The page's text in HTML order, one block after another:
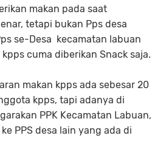
makan pada saat
tetapi bukan Pps desa
se-Desa kecamatan labuan
cuma diberikan Snack saja.
makan kpps ada sebesar 20
kpps, tapi adanya di
PPK Kecamatan Labuan,
PPS desa lain yang ada di